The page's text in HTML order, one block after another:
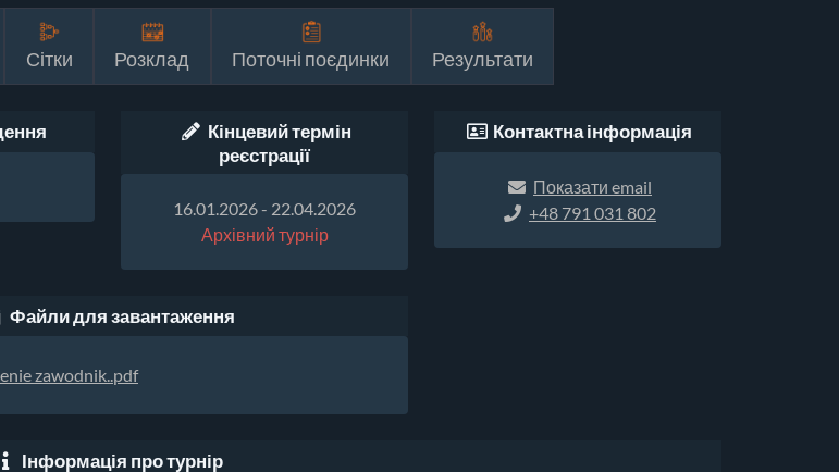
Сітки Розклад Поточні поєдинки Результати
Кінцевий термін
реєстрації
16.01.2026 - 22.04.2026
Архівний турнір
Контактна інформація
Показати email
+48 791 031 802
Файли для завантаження
zawodnik..pdf
Інформація про турнір